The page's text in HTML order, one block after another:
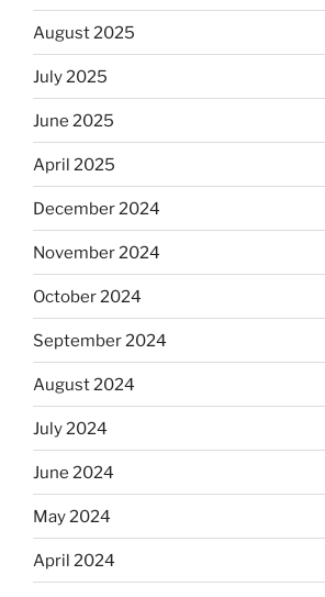
August 2025
July 2025
June 2025
April 2025
December 2024
November 2024
October 2024
September 2024
August 2024
July 2024
June 2024
May 2024
April 2024